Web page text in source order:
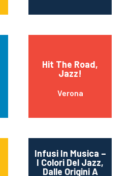
Hit The Road,
Jazz!
Verona
Infusi In Musica –
I Colori Del Jazz,
Dalle Origini A